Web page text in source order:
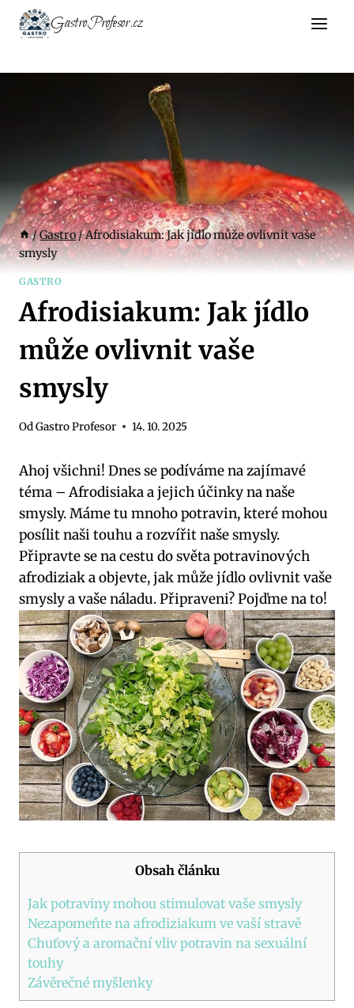
Přeskočit
GastroProfesor.cz
/Gastro/Afrodisiakum: Jak jídlo může ovlivnit vaše
smysly
GASTRO
Afrodisiakum: Jak jídlo
může ovlivnit vaše
smysly
OdGastro Profesor 14. 10. 2025
Ahoj všichni! Dnes se podíváme na zajímavé
téma – Afrodisiaka a jejich účinky na naše
smysly. Máme tu mnoho potravin, které mohou
posílit naši touhu a rozvířit naše smysly.
Připravte se na cestu do světa potravinových
afrodiziak a objevte, jak může jídlo ovlivnit vaše
smysly a vaše náladu. Připraveni? Pojďme na to!
Obsah článku
Jak potraviny mohou stimulovat vaše smysly
Nezapomeňte na afrodiziakum ve vaší stravě
Chuťový a aromační vliv potravin na sexuální
touhy
Závěrečné myšlenky